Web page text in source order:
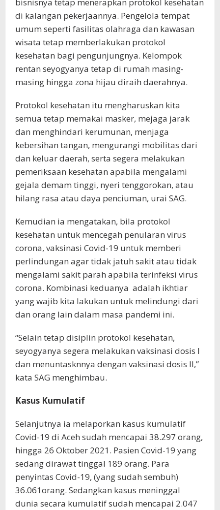
di kalangan pekerjaannya. Pengelola tempat
umum seperti fasilitas olahraga dan kawasan
wisata tetap memberlakukan protokol
kesehatan bagi pengunjungnya. Kelompok
rentan seyogyanya tetap di rumah masing-
masing hingga zona hijau diraih daerahnya.
Protokol kesehatan itu mengharuskan kita
semua tetap memakai masker, mejaga jarak
dan menghindari kerumunan, menjaga
kebersihan tangan, mengurangi mobilitas dari
dan keluar daerah, serta segera melakukan
pemeriksaan kesehatan apabila mengalami
gejala demam tinggi, nyeri tenggorokan, atau
hilang rasa atau daya penciuman, urai SAG.
Kemudian ia mengatakan, bila protokol
kesehatan untuk mencegah penularan virus
corona, vaksinasi Covid-19 untuk memberi
perlindungan agar tidak jatuh sakit atau tidak
mengalami sakit parah apabila terinfeksi virus
corona. Kombinasi keduanya adalah ikhtiar
yang wajib kita lakukan untuk melindungi dari
dan orang lain dalam masa pandemi ini.
“Selain tetap disiplin protokol kesehatan,
seyogyanya segera melakukan vaksinasi dosis I
dan menuntasknnya dengan vaksinasi dosis II,”
kata SAG menghimbau.
Kasus Kumulatif
Selanjutnya ia melaporkan kasus kumulatif
Covid-19 di Aceh sudah mencapai 38.297 orang,
hingga 26 Oktober 2021. Pasien Covid-19 yang
sedang dirawat tinggal 189 orang. Para
penyintas Covid-19, (yang sudah sembuh)
36.061orang. Sedangkan kasus meninggal
dunia secara kumulatif sudah mencapai 2.047